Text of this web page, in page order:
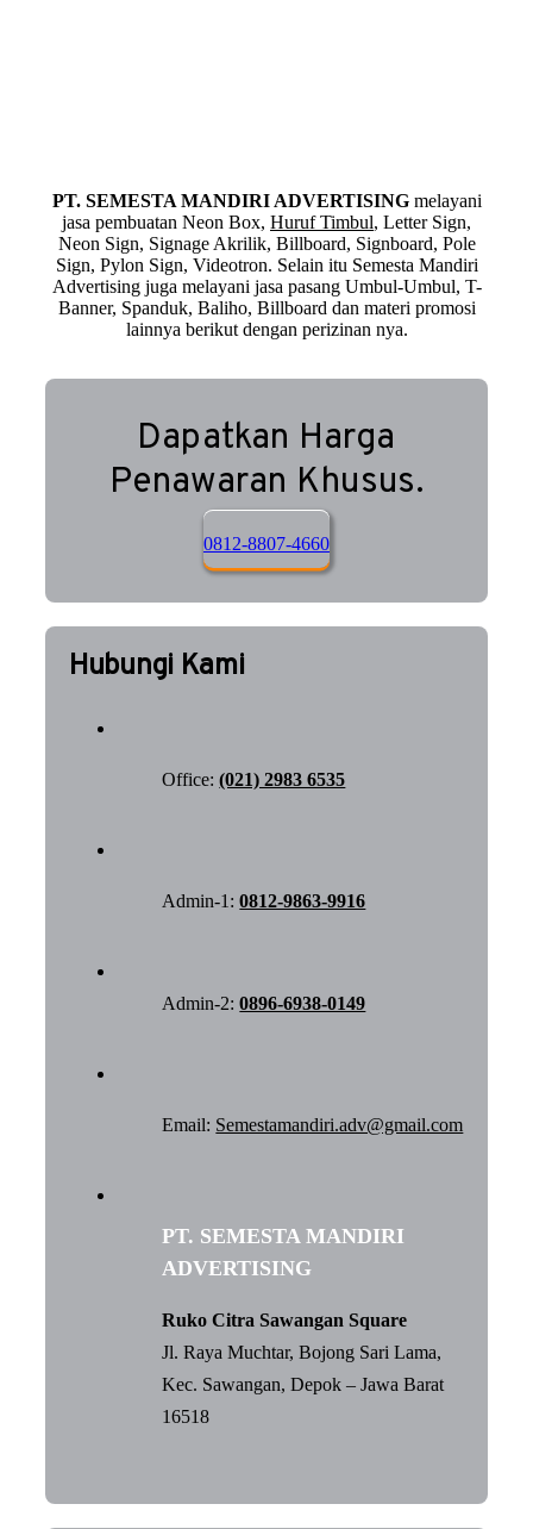
PT. SEMESTA MANDIRI ADVERTISINGmelayani
jasa pembuatan Neon Box, Huruf Timbul, Letter Sign,
Neon Sign, Signage Akrilik, Billboard, Signboard, Pole
Sign, Pylon Sign, Videotron. Selain itu Semesta Mandiri
Advertising juga melayani jasa pasang Umbul-Umbul, T-
Banner, Spanduk, Baliho, Billboard dan materi promosi
lainnya berikut dengan perizinan nya.
Dapatkan Harga
Penawaran Khusus.
0812-8807-4660
Hubungi Kami
Office:(021) 2983 6535
Admin-1:0812-9863-9916
Admin-2:0896-6938-0149
Email: Semestamandiri.adv@gmail.com
PT. SEMESTA MANDIRI
ADVERTISING
Ruko Citra Sawangan Square
Jl. Raya Muchtar, Bojong Sari Lama,
Kec. Sawangan, Depok – Jawa Barat
16518